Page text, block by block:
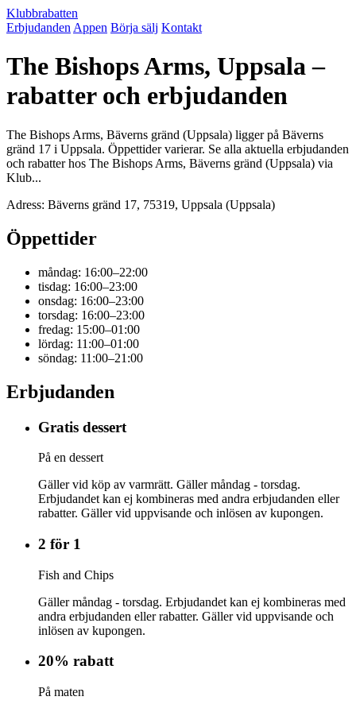
Klubbrabatten
Erbjudanden Appen Börja sälj Kontakt
The Bishops Arms, Uppsala –
rabatter och erbjudanden
The Bishops Arms, Bäverns gränd (Uppsala) ligger på Bäverns
gränd 17 i Uppsala. Öppettider varierar. Se alla aktuella erbjudanden
och rabatter hos The Bishops Arms, Bäverns gränd (Uppsala) via
Klub...
Adress: Bäverns gränd 17, 75319, Uppsala (Uppsala)
Öppettider
måndag: 16:00–22:00
tisdag: 16:00–23:00
onsdag: 16:00–23:00
torsdag: 16:00–23:00
fredag: 15:00–01:00
lördag: 11:00–01:00
söndag: 11:00–21:00
Erbjudanden
Gratis dessert
På en dessert
Gäller vid köp av varmrätt. Gäller måndag - torsdag.
Erbjudandet kan ej kombineras med andra erbjudanden eller
rabatter. Gäller vid uppvisande och inlösen av kupongen.
2 för 1
Fish and Chips
Gäller måndag - torsdag. Erbjudandet kan ej kombineras med
andra erbjudanden eller rabatter. Gäller vid uppvisande och
inlösen av kupongen.
20% rabatt
På maten